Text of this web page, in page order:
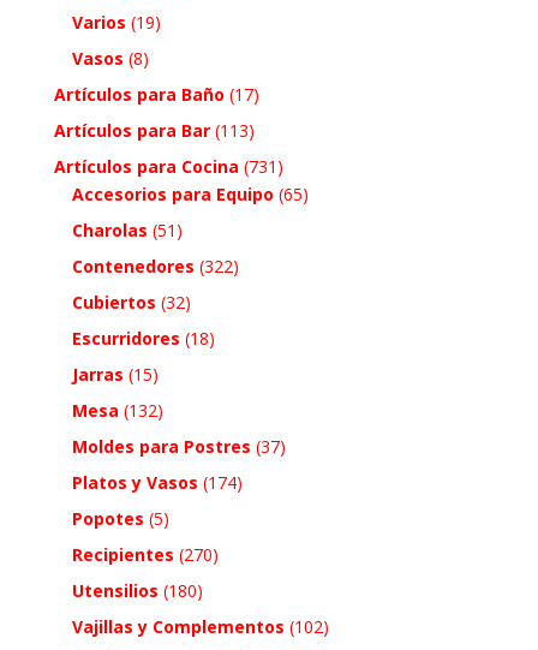
Varios (19)
Vasos (8)
Artículos para Baño (17)
Artículos para Bar (113)
Artículos para Cocina (731)
Accesorios para Equipo (65)
Charolas (51)
Contenedores (322)
Cubiertos (32)
Escurridores (18)
Jarras (15)
Mesa (132)
Moldes para Postres (37)
Platos y Vasos (174)
Popotes (5)
Recipientes (270)
Utensilios (180)
Vajillas y Complementos (102)